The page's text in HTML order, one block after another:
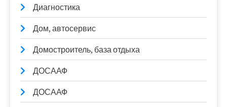
Диагностика
Дом, автосервис
Домостроитель, база отдыха
ДОСААФ
ДОСААФ